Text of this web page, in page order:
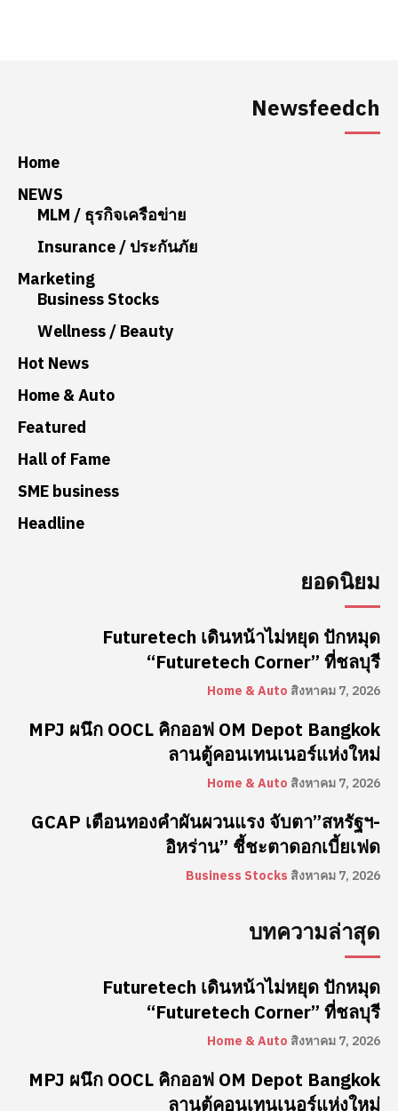
Newsfeedch
Home
NEWS
MLM / ธุรกิจเครือข่าย
Insurance / ประกันภัย
Marketing
Business Stocks
Wellness / Beauty
Hot News
Home & Auto
Featured
Hall of Fame
SME business
Headline
ยอดนิยม
Futuretech เดินหน้าไม่หยุด ปักหมุด
“Futuretech Corner” ที่ชลบุรี
Home & Auto สิงหาคม 7, 2026
MPJ ผนึก OOCL คิกออฟ OM Depot Bangkok
ลานตู้คอนเทนเนอร์แห่งใหม่
Home & Auto สิงหาคม 7, 2026
GCAP เตือนทองคำผันผวนแรง จับตา”สหรัฐฯ-
อิหร่าน” ชี้ชะตาดอกเบี้ยเฟด
Business Stocks สิงหาคม 7, 2026
บทความล่าสุด
Futuretech เดินหน้าไม่หยุด ปักหมุด
“Futuretech Corner” ที่ชลบุรี
Home & Auto สิงหาคม 7, 2026
MPJ ผนึก OOCL คิกออฟ OM Depot Bangkok
ลานตู้คอนเทนเนอร์แห่งใหม่